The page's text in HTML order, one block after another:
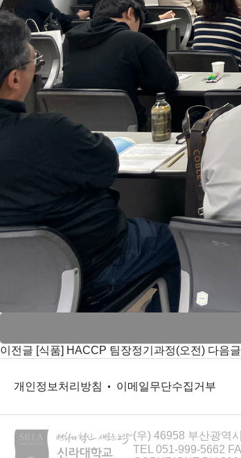
이전글 [식품] HACCP 팀장정기과정(오전) 다음글
개인정보처리방침 이메일무단수집거부
(우) 46958 부산광역
TEL 051-999-5662